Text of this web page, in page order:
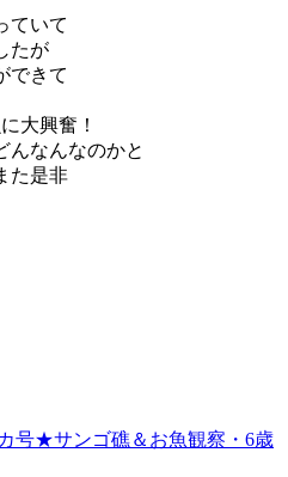
ていて
たが
できて
大興奮！
んなんなのかと
た是非
号★サンゴ礁＆お魚観察・6歳